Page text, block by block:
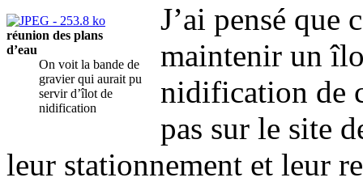
réunion des plans
d’eau
On voit la bande de
gravier qui aurait pu
servir d’îlot de
nidification
J’ai pensé que
maintenir un
nidification de
pas sur le site
leur stationnement et leur